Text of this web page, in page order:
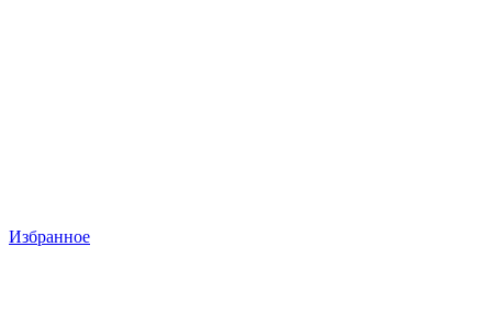
Избранное